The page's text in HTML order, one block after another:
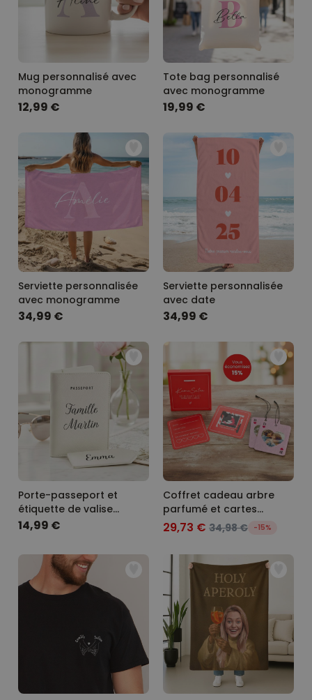
Mug personnalisé avec
monogramme
12,99 €
Tote bag personnalisé
avec monogramme
19,99 €
Serviette personnalisée
avec monogramme
34,99 €
Serviette personnalisée
avec date
34,99 €
Porte-passeport et
étiquette de valise
personnalisés avec texte
14,99 €
Coffret cadeau arbre
parfumé et cartes
Kamasutra
29,73 € 34,98 € -15%